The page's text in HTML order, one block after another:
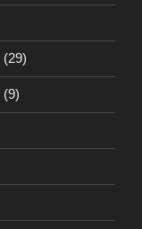
(29)
(9)